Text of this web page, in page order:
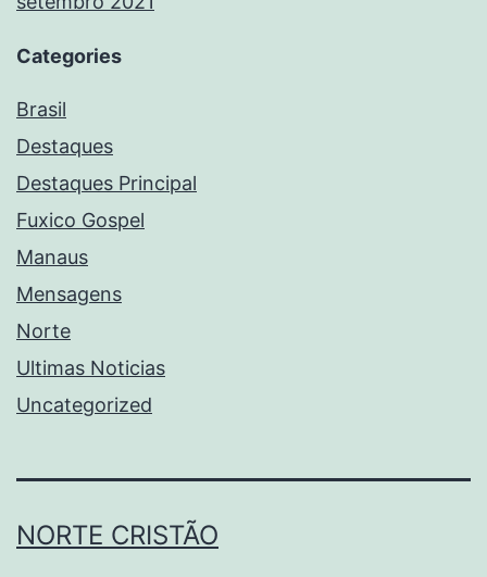
Categories
Brasil
Destaques
Destaques Principal
Fuxico Gospel
Manaus
Mensagens
Norte
Ultimas Noticias
Uncategorized
NORTE CRISTÃO